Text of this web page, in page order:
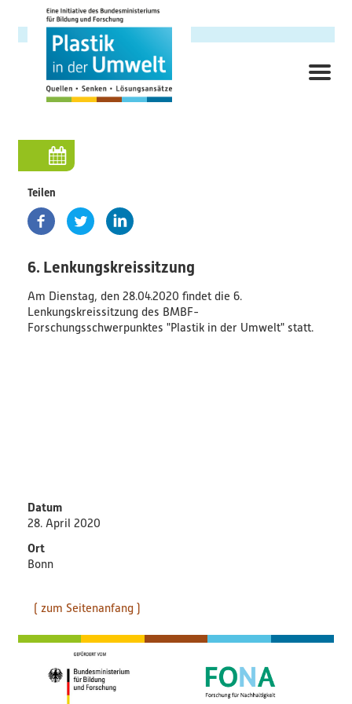
zum
Inhalt
Hauptnavigation
Forschungsschwerpunkt
Hintergrund
Ziele
Querschnittsthemen
AnsprechpartnerInnen
Publikationen
News
Ergebnisse
Veröffentlichungen
Teilen
6. Lenkungskreissitzung
Am Dienstag, den 28.04.2020 findet die 6.
Lenkungskreissitzung des BMBF-
Forschungsschwerpunktes "Plastik in der Umwelt" statt.
Datum
28. April 2020
Ort
Bonn
( zum Seitenanfang )